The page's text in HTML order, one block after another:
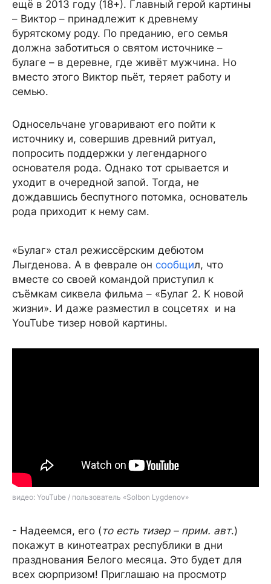
ещё в 2013 году (18+). Главный герой картины
– Виктор – принадлежит к древнему
бурятскому роду. По преданию, его семья
должна заботиться о святом источнике –
булаге – в деревне, где живёт мужчина. Но
вместо этого Виктор пьёт, теряет работу и
семью.
Односельчане уговаривают его пойти к
источнику и, совершив древний ритуал,
попросить поддержки у легендарного
основателя рода. Однако тот срывается и
уходит в очередной запой. Тогда, не
дождавшись беспутного потомка, основатель
рода приходит к нему сам.
«Булаг» стал режиссёрским дебютом
Лыгденова. А в феврале он сообщил, что
вместе со своей командой приступил к
съёмкам сиквела фильма – «Булаг 2. К новой
жизни». И даже разместил в соцсетях и на
YouTube тизер новой картины.
видео: YouTube / пользователь «Solbon Lygdenov»
- Надеемся, его (то есть тизер – прим. авт.)
покажут в кинотеатрах республики в дни
празднования Белого месяца. Это будет для
всех сюрпризом! Приглашаю на просмотр